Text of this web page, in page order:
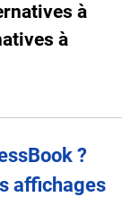
à
à
?
affichages